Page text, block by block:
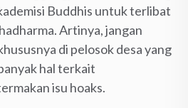
Buddhis untuk terlibat
Artinya, jangan
di pelosok desa yang
hal terkait
isu hoaks.